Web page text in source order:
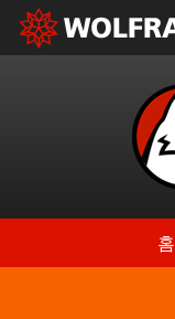
홈